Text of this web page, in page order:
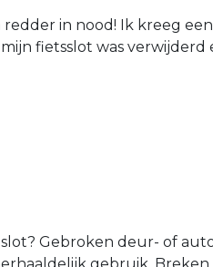
in nood! Ik kreeg
fietsslot was
Gebroken deur- of